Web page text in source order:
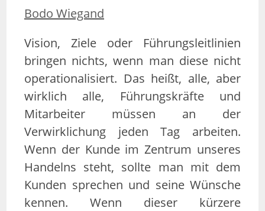
Bodo Wiegand
Vision, Ziele oder Führungsleitlinien
bringen nichts, wenn man diese nicht
operationalisiert. Das heißt, alle, aber
wirklich alle, Führungskräfte und
Mitarbeiter müssen an der
Verwirklichung jeden Tag arbeiten.
Wenn der Kunde im Zentrum unseres
Handelns steht, sollte man mit dem
Kunden sprechen und seine Wünsche
kennen. Wenn dieser kürzere